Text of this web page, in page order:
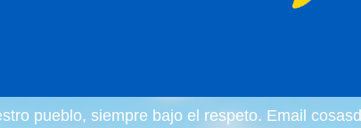
pueblo, siempre bajo el respeto. Email